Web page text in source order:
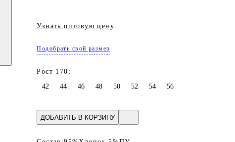
Узнать оптовую цену
Подобрать свой размер
Рост 170:
42
44 46 48 50 52 54 56
ДОБАВИТЬ В КОРЗИНУ